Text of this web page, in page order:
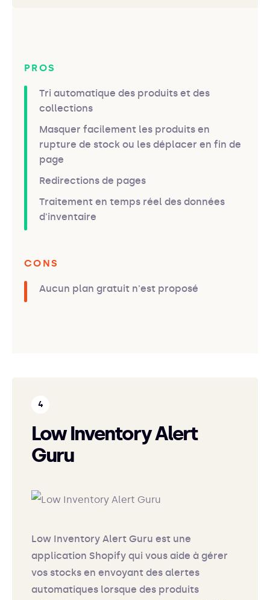
PROS
Tri automatique des produits et des
collections
Masquer facilement les produits en
rupture de stock ou les déplacer en fin de
page
Redirections de pages
Traitement en temps réel des données
d'inventaire
CONS
Aucun plan gratuit n'est proposé
Low Inventory Alert
Guru
Low Inventory Alert Guru est une
application Shopify qui vous aide à gérer
vos stocks en envoyant des alertes
automatiques lorsque des produits